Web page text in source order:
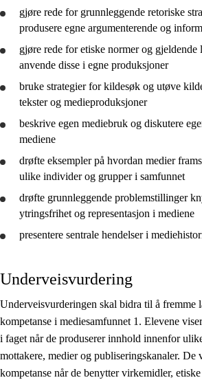
gjøre rede forgrunnleggende retoriske
produsere egne argumenterende og
gjøre rede foretiske normer og gjeldende
anvende disse i egne produksjoner
bruke strategier for kildesøk og utøve
tekster og medieproduksjoner
beskrive egen mediebruk og diskutere
mediene
drøfte eksempler på hvordan medier
ulike individer og grupper i samfunnet
drøfte grunnleggende problemstillinger
ytringsfrihet og representasjon i mediene
presentere sentrale hendelser i
Underveisvurdering
Underveisvurderingen skal bidra til å
kompetanse i mediesamfunnet 1. Elevene
i faget når de produserer innhold innenfor
mottakere, medier og publiseringskanaler. De
kompetanse når de benytter virkemidler,